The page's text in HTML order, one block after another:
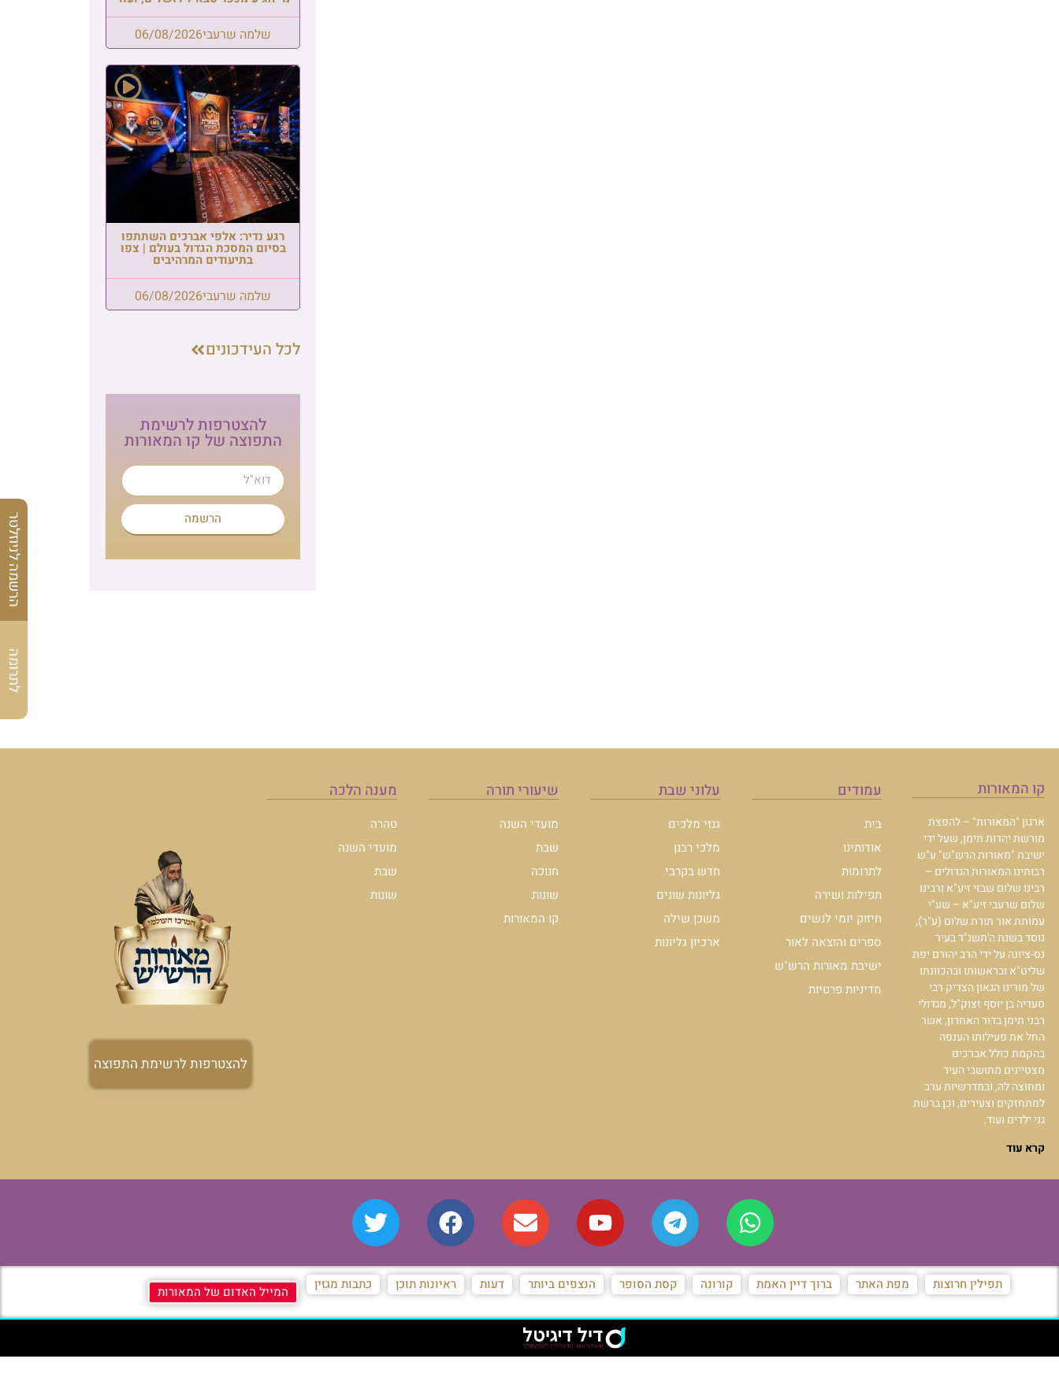
שלמה שרעבי06/08/2026
רגע נדיר: אלפי אברכים השתתפו
בסיום המסכת הגדול בעולם | צפו
בתיעודים המרהיבים
שלמה שרעבי06/08/2026
לכל העידכונים
להצטרפות לרשימת
התפוצה של קו המאורות
הרשמה
קו המאורות
ארגון "המאורות" – להפצת
מורשת יהדות תימן, שעל ידי
ישיבת "מאורות הרש"ש" ע"ש
רבותינו המאורות הגדולים –
רבינו שלום שבזי זיע"א ורבינו
שלום שרעבי זיע"א – שע"י
עמותת אור תורת שלום (ע"ר),
נוסד בשנת ה'תשנ"ד בעיר
נס-ציונה על ידי הרב יהורם יפת
שליט"א ובראשותו ובהכוונתו
של מורינו הגאון הצדיק רבי
סעדיה בן יוסף זצוק"ל, מגדולי
רבני תימן בדור האחרון, אשר
החל את פעילותו הענפה
בהקמת כולל אברכים
מצטיינים מתושבי העיר
ומחוצה לה, ובמדרשיות ערב
למתחזקים וצעירים, וכן ברשת
גני ילדים ועוד.
קרא עוד
עמודים
בית
אודותינו
לתרומות
תפילות ושירה
חיזוק יומי לנשים
ספרים והוצאה לאור
ישיבת מאורות הרש"ש
מדיניות פרטיות
עלוני שבת
גנזי מלכים
מלכי רבנן
חדש בקרבי
גליונות שונים
משכן שילה
ארכיון גליונות
שיעורי תורה
מועדי השנה
שבת
חנוכה
שונות
קו המאורות
מענה הלכה
טהרה
מועדי השנה
שבת
שונות
להצטרפות לרשימת התפוצה
הרשמה לניוזלטר
לתרומה
תפילין חרוצות מפת האתר ברוך דיין האמת קורונה קסת הסופר הנצפים ביותר דעות ראיונות תוכן כתבות מגזין המייל האדום של המאורות